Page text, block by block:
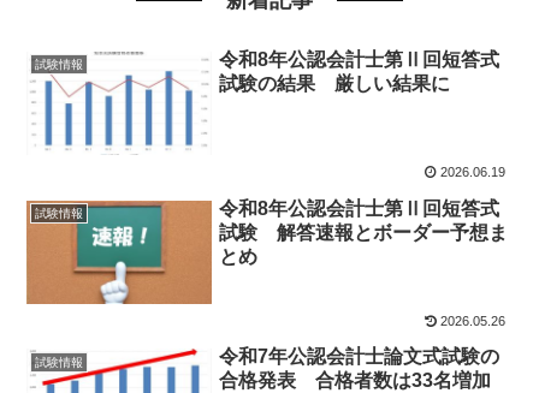
試験情報
令和8年公認会計士第Ⅱ回短答式
試験の結果 厳しい結果に
2026.06.19
試験情報
令和8年公認会計士第Ⅱ回短答式
試験 解答速報とボーダー予想ま
とめ
2026.05.26
試験情報
令和7年公認会計士論文式試験の
合格発表 合格者数は33名増加